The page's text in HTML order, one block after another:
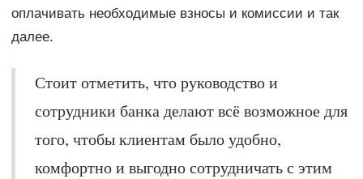
оплачивать необходимые взносы и комиссии и так
далее.
Стоит отметить, что руководство и
сотрудники банка делают всё возможное для
того, чтобы клиентам было удобно,
комфортно и выгодно сотрудничать с этим